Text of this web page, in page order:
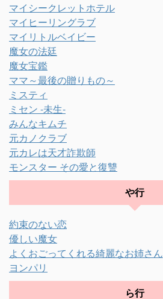
マイシークレットホテル
マイヒーリングラブ
マイリトルベイビー
魔女の法廷
魔女宝鑑
ママ～最後の贈りもの～
ミスティ
ミセン -未生-
みんなキムチ
元カノクラブ
元カレは天才詐欺師
モンスター その愛と復讐
や行
約束のない恋
優しい魔女
よくおごってくれる綺麗なお姉さん
ヨンパリ
ら行